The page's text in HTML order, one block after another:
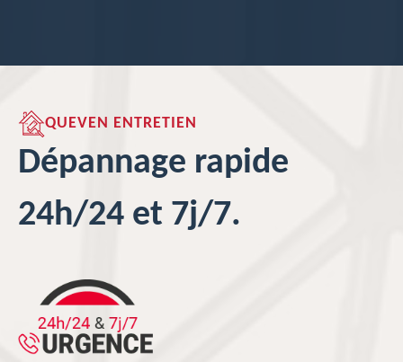
QUEVEN ENTRETIEN
Dépannage rapide
24h/24 et 7j/7.